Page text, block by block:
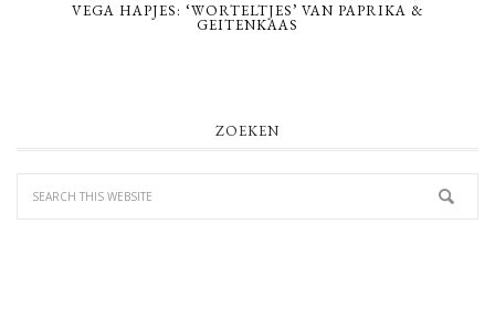
VEGA HAPJES: ‘WORTELTJES’ VAN PAPRIKA &
GEITENKAAS
ZOEKEN